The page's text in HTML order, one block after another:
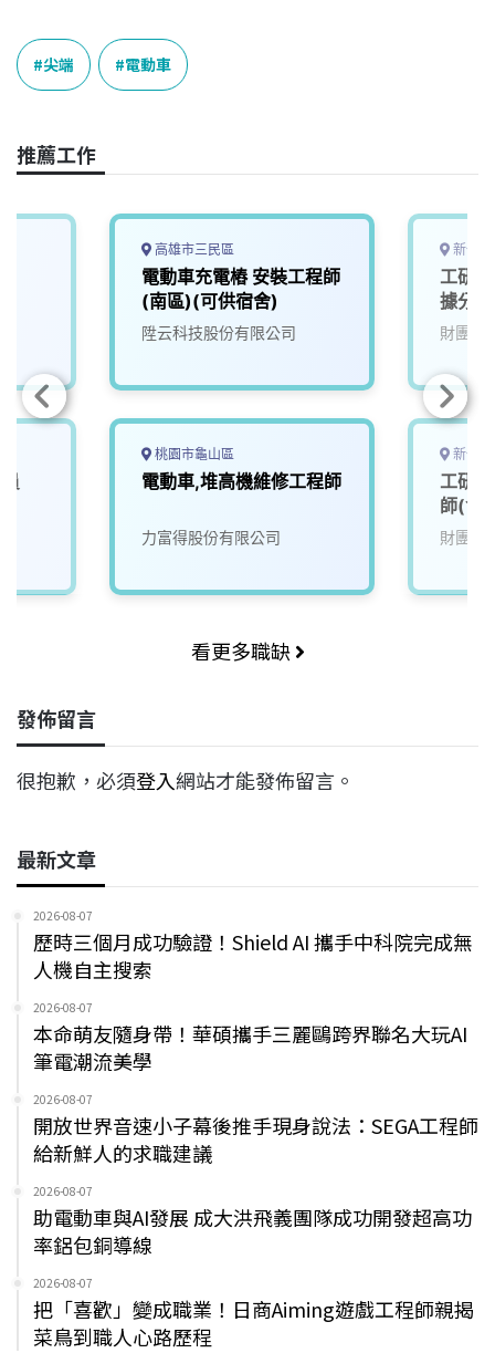
c
e
b
o
k
e
r
e
a
n
k
尖端 電動車
推薦工作
高雄市三民區
電動車充電樁 安裝工程師
(南區)(可供宿舍)
陞云科技股份有限公司
桃園市龜山區
電動車,堆高機維修工程師
力富得股份有限公司
新竹
工研
據分
財團法
新竹
工研
師(含
財團法
看更多職缺
發佈留言
很抱歉，必須登入網站才能發佈留言。
最新文章
2026-08-07
歷時三個月成功驗證！Shield AI 攜手中科院完成無
人機自主搜索
2026-08-07
本命萌友隨身帶！華碩攜手三麗鷗跨界聯名大玩AI
筆電潮流美學
2026-08-07
開放世界音速小子幕後推手現身說法：SEGA工程師
給新鮮人的求職建議
2026-08-07
助電動車與AI發展 成大洪飛義團隊成功開發超高功
率鋁包銅導線
2026-08-07
把「喜歡」變成職業！日商Aiming遊戲工程師親揭
菜鳥到職人心路歷程